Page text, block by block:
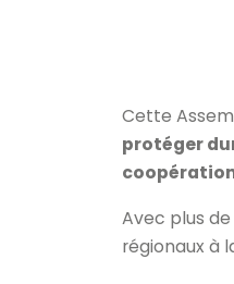
Cette
protéger
Avec plus
régionaux à